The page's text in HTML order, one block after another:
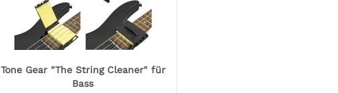
Tone Gear "The String Cleaner" für
Bass